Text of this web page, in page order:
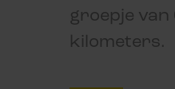
groepje van
kilometers.